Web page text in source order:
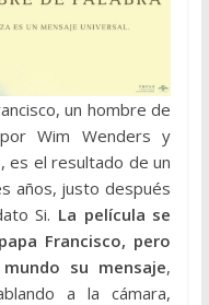
un hombre de
Wim Wenders y
es el resultado de un
años, justo después
Si. La película se
Francisco, pero
su mensaje,
a la cámara,